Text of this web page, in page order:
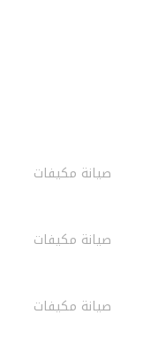
صيانة مكيفات
صيانة مكيفات
صيانة مكيفات